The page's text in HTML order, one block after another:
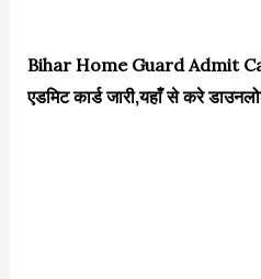
Bihar Home Guard Admit
एडमिट कार्ड जारी,यहाँ से करे